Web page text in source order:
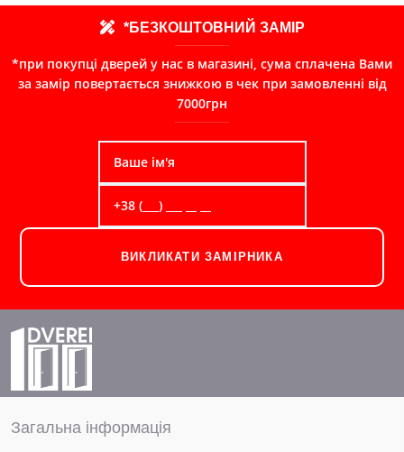
*БЕЗКОШТОВНИЙ ЗАМІР
*при покупці дверей у нас в магазині, сума сплачена Вами
за замір повертається знижкою в чек при замовленні від
7000грн
ВИКЛИКАТИ ЗАМІРНИКА
Загальна інформація